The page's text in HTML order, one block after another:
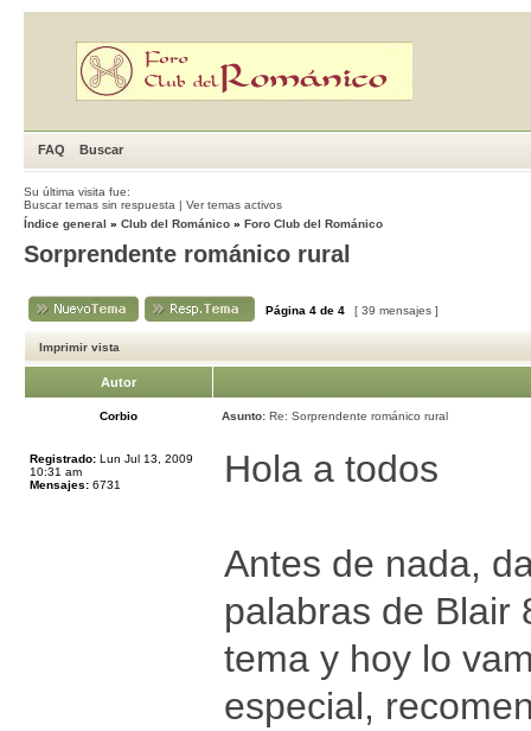
FAQ Buscar
Su última visita fue:
Buscar temas sin respuesta | Ver temas activos
Índice general » Club del Románico » Foro Club del Románico
Sorprendente románico rural
Página 4 de 4 [ 39 mensajes ]
Imprimir vista
Autor
Corbio Asunto: Re: Sorprendente románico rural
Registrado: Lun Jul 13, 2009
10:31 am
Mensajes: 6731 Hola a todos
Antes de nada,
palabras de Blair
tema y hoy lo
especial,